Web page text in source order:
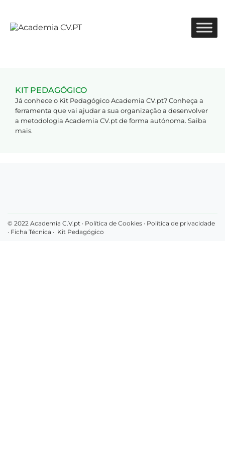
KIT PEDAGÓGICO
Já conhece o Kit Pedagógico Academia CV.pt? Conheça a
ferramenta que vai ajudar a sua organização a desenvolver
a metodologia Academia CV.pt de forma autónoma. Saiba
mais.
© 2022 Academia C.V.pt · Política de Cookies · Política de privacidade
· Ficha Técnica · Kit Pedagógico